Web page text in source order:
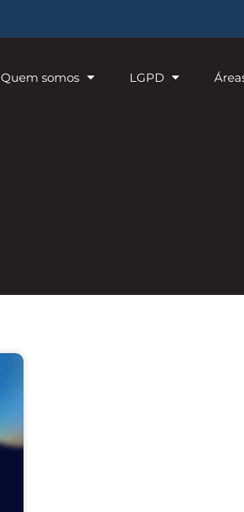
Quem somos LGPD